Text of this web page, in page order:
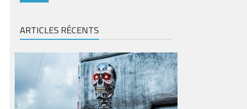
ARTICLES RÉCENTS